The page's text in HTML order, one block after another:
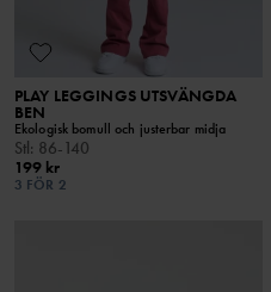
PLAY LEGGINGS UTSVÄNGDA
BEN
Ekologisk bomull och justerbar midja
Stl : 86-140
199 kr
3 FÖR 2